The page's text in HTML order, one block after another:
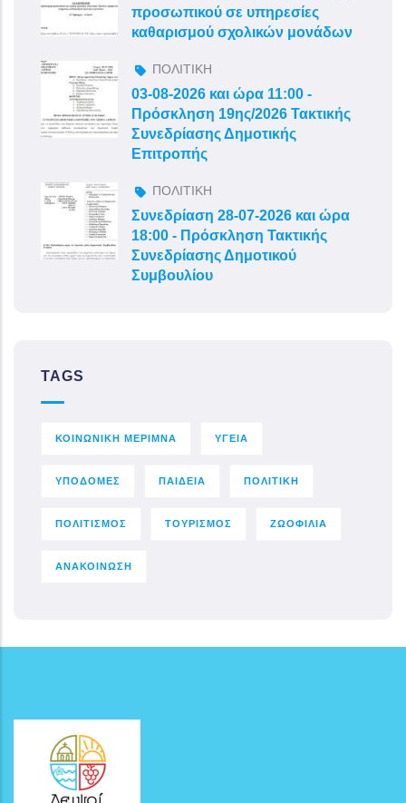
προσωπικού σε υπηρεσίες
καθαρισμού σχολικών μονάδων
ΠΟΛΙΤΙΚΗ
03-08-2026 και ώρα 11:00 -
Πρόσκληση 19ης/2026 Τακτικής
Συνεδρίασης Δημοτικής
Επιτροπής
ΠΟΛΙΤΙΚΗ
Συνεδρίαση 28-07-2026 και ώρα
18:00 - Πρόσκληση Τακτικής
Συνεδρίασης Δημοτικού
Συμβουλίου
TAGS
ΚΟΙΝΩΝΙΚΗ ΜΕΡΙΜΝΑ ΥΓΕΙΑ
ΥΠΟΔΟΜΕΣ ΠΑΙΔΕΙΑ ΠΟΛΙΤΙΚΗ
ΠΟΛΙΤΙΣΜΟΣ ΤΟΥΡΙΣΜΟΣ ΖΩΟΦΙΛΙΑ
ΑΝΑΚΟΙΝΩΣΗ